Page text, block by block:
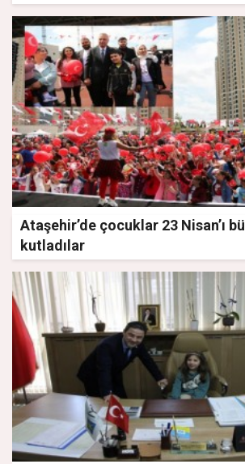
Ataşehir’de çocuklar 23 Nisan’ı
kutladılar